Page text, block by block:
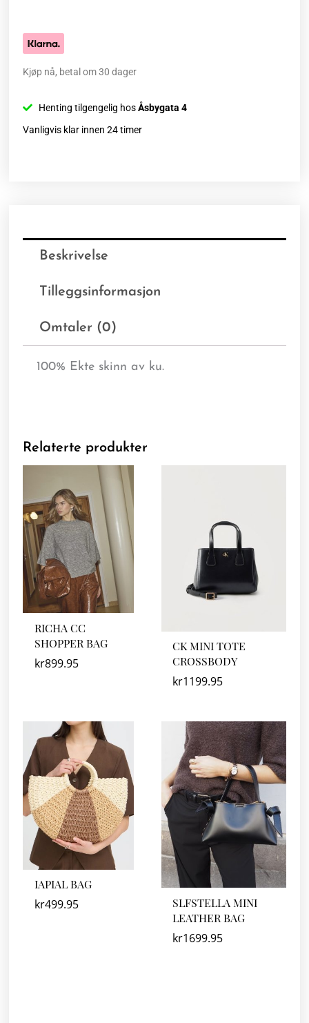
Kjøp nå, betal om 30 dager
Henting tilgengelig hosÅsbygata 4
Vanligvis klar innen 24 timer
Beskrivelse
Tilleggsinformasjon
Omtaler (0)
100% Ekte skinn av ku.
Relaterte produkter
RICHA CC
SHOPPER BAG
kr899.95
CK MINI TOTE
CROSSBODY
kr1199.95
IAPIAL BAG
kr499.95
SLFSTELLA MINI
LEATHER BAG
kr1699.95